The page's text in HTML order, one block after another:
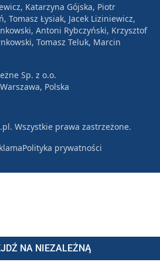
NA NIEZALEŻNĄ
Katarzyna Gójska, Piotr
Tomasz Łysiak, Jacek Liziniewicz,
Antoni Rybczyński, Krzysztof
Tomasz Teluk, Marcin
Sp. z o.o.
Polska
Wszystkie prawa zastrzeżone.
Polityka prywatności